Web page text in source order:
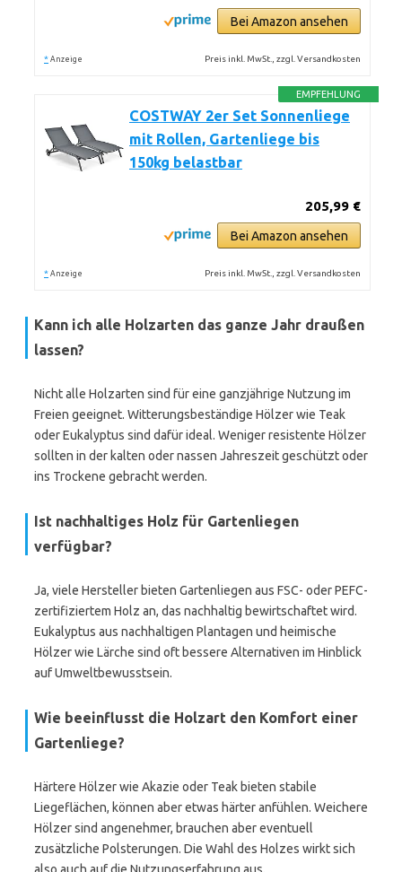
Bei Amazon ansehen
* Anzeige Preis inkl. MwSt., zzgl. Versandkosten
EMPFEHLUNG
COSTWAY 2er Set Sonnenliege
mit Rollen, Gartenliege bis
150kg belastbar
205,99 €
Bei Amazon ansehen
* Anzeige Preis inkl. MwSt., zzgl. Versandkosten
Kann ich alle Holzarten das ganze Jahr draußen
lassen?
Nicht alle Holzarten sind für eine ganzjährige Nutzung im
Freien geeignet. Witterungsbeständige Hölzer wie Teak
oder Eukalyptus sind dafür ideal. Weniger resistente Hölzer
sollten in der kalten oder nassen Jahreszeit geschützt oder
ins Trockene gebracht werden.
Ist nachhaltiges Holz für Gartenliegen
verfügbar?
Ja, viele Hersteller bieten Gartenliegen aus FSC- oder PEFC-
zertifiziertem Holz an, das nachhaltig bewirtschaftet wird.
Eukalyptus aus nachhaltigen Plantagen und heimische
Hölzer wie Lärche sind oft bessere Alternativen im Hinblick
auf Umweltbewusstsein.
Wie beeinflusst die Holzart den Komfort einer
Gartenliege?
Härtere Hölzer wie Akazie oder Teak bieten stabile
Liegeflächen, können aber etwas härter anfühlen. Weichere
Hölzer sind angenehmer, brauchen aber eventuell
zusätzliche Polsterungen. Die Wahl des Holzes wirkt sich